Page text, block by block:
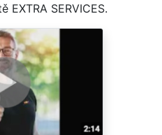
EXTRA SERVICES.